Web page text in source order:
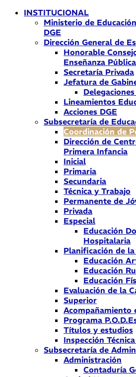
INSTITUCIONAL
Ministerio de
DGE
Dirección General de
Honorable
Enseñanza Pública
Secretaría Privada
Jefatura de
Lineamientos
Acciones DGE
Subsecretaría de
Coordinación de
Dirección de
Primera Infancia
Inicial
Primaria
Secundaria
Técnica y Trabajo
Permanente de
Privada
Especial
Educación
Hospitalaria
Planificación de
Educación
Educación
Educación
Evaluación de la
Superior
Acompañamiento
Programa
Títulos y estudios
Inspección
Subsecretaría de
Administración
Contaduría